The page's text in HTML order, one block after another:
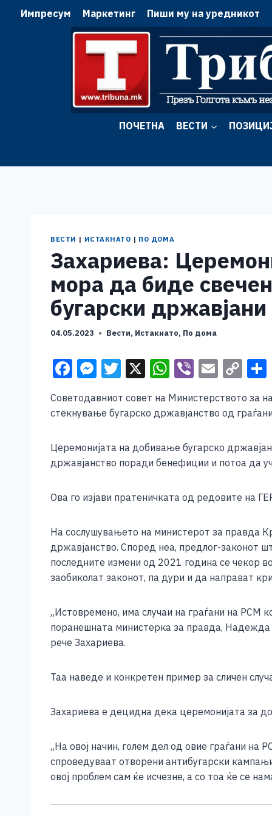
Импресум Маркетинг Пиши му на уредникот
ПОЧЕТНА ВЕСТИ
ВЕСТИ | ИСТАКНАТО | ПО ДОМА
Захариева:
мора да биде
бугарски
04.05.2023 Вести, Истакнато, По дома
F
c
e
b
o
k
M
ss
n
g
T
tt
er
X W
h
at
A
p
Vi
er
E
ai
C
p
y
Li
n
Советодавниот совет на Министерството за
стекнување бугарско државјанство од
Церемонијата на добивање бугарско
државјанство поради бенефиции и потоа да
Ова го изјави пратеничката од редовите на
На сослушувањето на министерот за правда
државјанство. Според неа, предлог-законот
последните измени од 2021 година се чекор
заобиколат законот, па дури и да направат
„Истовремено, има случаи на граѓани на РСМ
поранешната министерка за правда,
рече Захариева.
Таа наведе и конкретен пример за сличен
Захариева е децидна дека церемонијата за
„На овој начин, голем дел од овие граѓани на
спроведуваат отворени антибугарски
овој проблем сам ќе исчезне, а со тоа ќе се